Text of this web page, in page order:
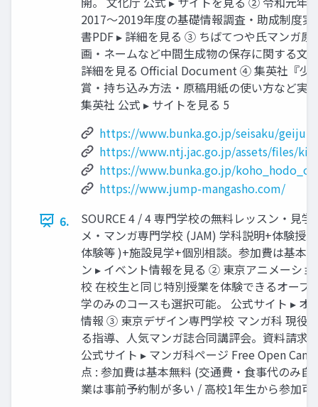
2017〜2019年度の基礎情報調査・助成制度
書PDF ▸ 詳細を見る ③ ちばてつや氏マンガ
画・ネームなど中間生成物の保存に関する文
詳細を見る Official Document ④ 集英社『少
賞・持ち込み方法・原稿用紙の使い方など実
集英社 公式 ▸ サイトを見る 5
https://www.bunka.go.jp/seisaku/
https://www.ntj.jac.go.jp/assets/files/
https://www.bunka.go.jp/
https://www.jump-mangasho.com/
6.
SOURCE 4 / 4 専門学校の無料レッスン・見
メ・マンガ専門学校 (JAM) 学科説明+体験授
体験等 )+施設見学+個別相談。参加費は基本
ン ▸ イベント情報を見る ② 東京アニメーシ
校 在校生と同じ特別授業を体験できるオープ
学のみのコースも選択可能。 公式サイト ▸ オ
情報 ③ 東京デザイン専門学校 マンガ科 現役
る指導、人気マンガ誌合同講評会。資料請求
公式サイト ▸ マンガ科ページ Free Open
点 : 参加費は基本無料 (交通費・食事代のみ自
業は事前予約制が多い / 高校1年生から参加可